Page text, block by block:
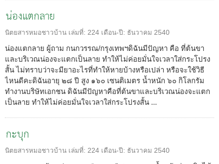
น่องแตกลาย
นิตยสารหมอชาวบ้าน เล่มที่: 224 เดือน-ปี: ธันวาคม 2540
น่องแตกลาย ผู้ถาม กนกวรรณ/กรุงเทพฯดิฉันมีปัญหา คือ ที่ต้นขา
และบริเวณน่องจะแตกเป็นลาย ทำให้ไม่ค่อยมั่นใจเวลาใส่กระโปรง
สั้น ไม่ทราบว่าจะมียาอะไรที่ทำให้หายบ้างหรือเปล่า หรือจะใช้วิธี
ไหนดีคะดิฉันอายุ ๒๘ ปี สูง ๑๖๐ เซนติเมตร น้ำหนัก ๖๐ กิโลกรัม
ทำงานบริษัทเอกชน ดิฉันมีปัญหาคือที่ต้นขาและบริเวณน่องจะแตก
เป็นลาย ทำให้ไม่ค่อยมั่นใจเวลาใส่กระโปรงสั้น ...
กะบุก
นิตยสารหมอชาวบ้าน เล่มที่: 224 เดือน-ปี: ธันวาคม 2540